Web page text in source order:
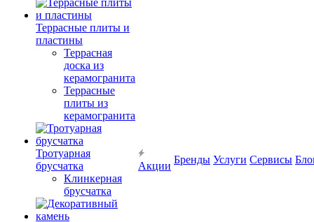
Террасные плиты и
пластины
Террасная
доска из
керамогранита
Террасные
плиты из
керамогранита
Тротуарная
брусчатка
Клинкерная
брусчатка
Акции
Бренды Услуги Сервисы